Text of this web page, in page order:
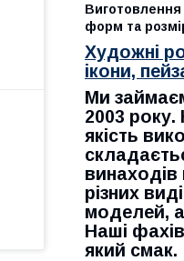
Виготовлення
форм та
Художні
ікони,
Ми
2003
якість
винаходів
різних
моделей,
Наші
який смак.